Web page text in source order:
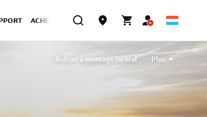
ACHETER MAINTENANT
Boîtier à montage latéral
dans le secteur des monomoteurs
Correcteur d'assiette automatique
Nouvelles options d'affichage étendues
Plus